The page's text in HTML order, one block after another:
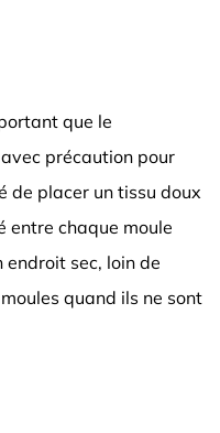
que le
précaution pour
de placer un tissu doux
entre chaque moule
endroit sec, loin de
quand ils ne sont